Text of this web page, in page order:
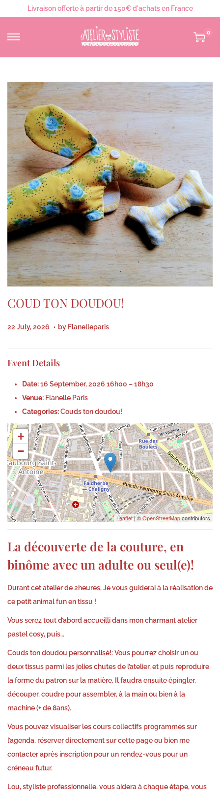
Livraison offerte à partir de 150€ d'achats en France
0
COUD TON DOUDOU!
P
t
n
22 July, 2026
2
u
l
y
,
2
0
2
6
. by Flanelleparis
Event Details
Date:16 September, 2026 16h00 –18h30
Venue: Flanelle Paris
Categories:Couds ton doudou!
+
−
Leaflet| ©OpenStreetMapcontributors
La découverte de la couture, en
binôme avec un adulte ou seul(e)!
Durant cet atelier de 2heures, Je vous guiderai à la réalisation de
ce petit animal fun en tissu !
Vous serez tout d’abord accueilli dans mon charmant atelier
pastel cosy, puis…
Couds tondoudou personnalisé!: Vous pourrez choisir un ou
deux tissus parmi les jolies chutes de l’atelier, et puis reproduire
la forme du patron sur la matière. Il faudra ensuite épingler,
découper, coudre pour assembler, à la main ou bien à la
machine (+ de 8ans).
Vous pouvez visualiser les cours collectifs programmés sur
l’agenda, réserver directement sur cette page ou bien me
contacteraprès inscription pour un rendez-vous pour un
créneau futur.
Lou,styliste professionnelle, vous aidera à chaque étape, vous